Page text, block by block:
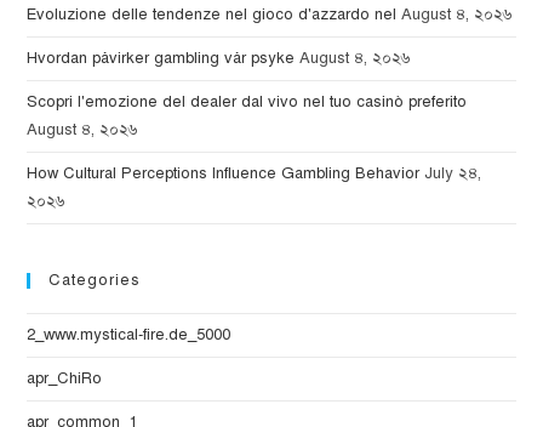
Evoluzione delle tendenze nel gioco d'azzardo nel August ৪, ২০২৬
Hvordan påvirker gambling vår psyke August ৪, ২০২৬
Scopri l'emozione del dealer dal vivo nel tuo casinò preferito
August ৪, ২০২৬
How Cultural Perceptions Influence Gambling Behavior July ২৪,
২০২৬
Categories
2_www.mystical-fire.de_5000
apr_ChiRo
apr_common_1